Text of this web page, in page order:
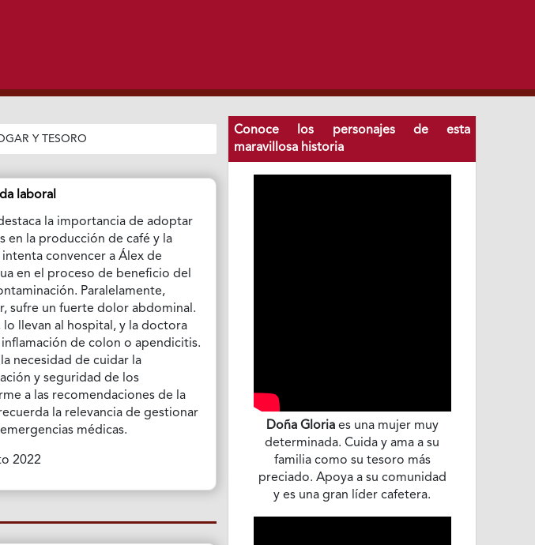
Y TESORO
laboral
la importancia de adoptar
en la producción de café y la
convencer a Álex de
en el proceso de beneficio del
Paralelamente,
sufre un fuerte dolor abdominal.
lo llevan al hospital, y la doctora
de colon o apendicitis.
la necesidad de cuidar la
y seguridad de los
a las recomendaciones de la
la relevancia de gestionar
médicas.
2022
Conoce los personajes de esta
maravillosa historia
Doña Gloriaes una mujer muy
determinada. Cuida y ama a su
familia como su tesoro más
preciado. Apoya a su comunidad
y es una gran líder cafetera.